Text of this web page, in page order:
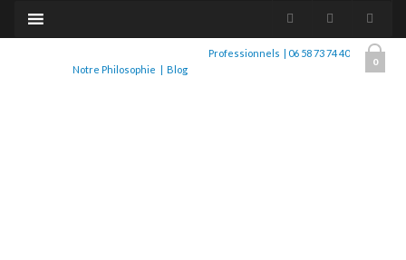
0
Notre Philosophie | Blog
Professionnels | 06 58 73 74 40